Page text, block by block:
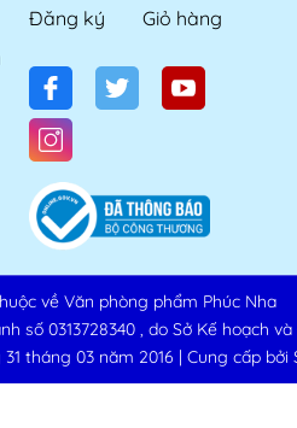
Đăng ký
Giỏ hàng
về Văn phòng phẩm Phúc Nha
số 0313728340 , do Sở Kế hoạch
tháng 03 năm 2016 | Cung cấp bởi